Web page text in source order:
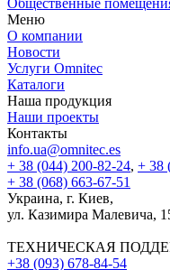
Меню
О компании
Новости
Услуги Omnitec
Каталоги
Наша продукция
Наши проекты
Контакты
info.ua@omnitec.es
+ 38 (044) 200-82-24, + 38
+ 38 (068) 663-67-51
Украина, г. Киев,
ул. Казимира Малевича,
ТЕХНИЧЕСКАЯ
+38 (093) 678-84-54